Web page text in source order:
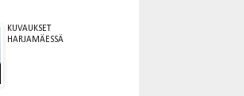
KUVAUKSET
HARJAMÄESSÄ